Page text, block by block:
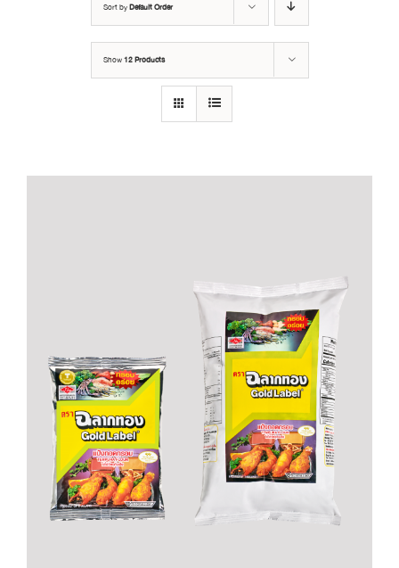
Sort byDefault Order
Show12 Products